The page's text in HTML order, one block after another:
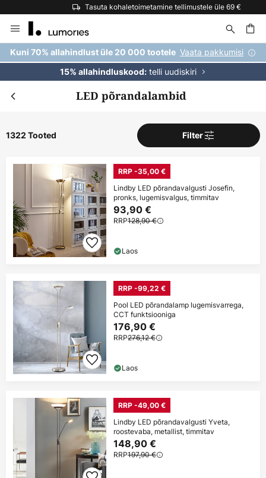
Tasuta kohaletoimetamine tellimustele üle 69 €
to
Content
Kuni 70% allahindlust üle 20 000 tootele Vaata pakkumisi
15% allahindluskood:telli uudiskiri
LED põrandalambid
1322 Tooted Filter
RRP -35,00 €
Lindby LED põrandavalgusti Josefin,
pronks, lugemisvalgus, timmitav
93,90 €
RRP128,90 €
Laos
RRP -99,22 €
Pool LED põrandalamp lugemisvarrega,
CCT funktsiooniga
176,90 €
RRP276,12 €
Laos
RRP -49,00 €
Lindby LED põrandavalgusti Yveta,
roostevaba, metallist, timmitav
148,90 €
RRP197,90 €